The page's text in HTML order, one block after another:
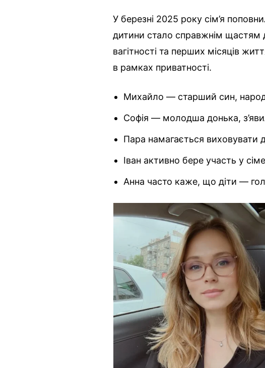
У березні 2025 року сім’я
дитини стало справжнім
вагітності та перших місяців
в рамках приватності.
Михайло — старший син,
Софія — молодша донька,
Пара намагається виховувати
Іван активно бере участь у
Анна часто каже, що діти —